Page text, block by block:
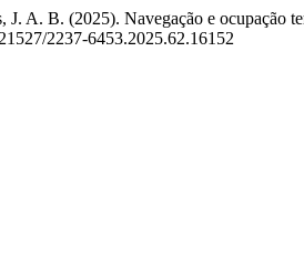
A. B. (2025). Navegação e ocupação
2237-6453.2025.62.16152